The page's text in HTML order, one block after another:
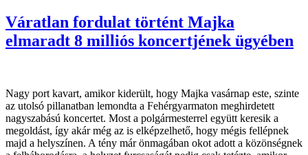
Váratlan fordulat történt Majka
elmaradt 8 milliós koncertjének ügyében
Nagy port kavart, amikor kiderült, hogy Majka vasárnap este, szinte
az utolsó pillanatban lemondta a Fehérgyarmaton meghirdetett
nagyszabású koncertet. Most a polgármesterrel együtt keresik a
megoldást, így akár még az is elképzelhető, hogy mégis fellépnek
majd a helyszínen. A tény már önmagában okot adott a közönségnek